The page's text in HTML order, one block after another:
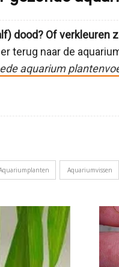
dood? Of verkleuren
terug naar de
aquarium
Aquariumvissen